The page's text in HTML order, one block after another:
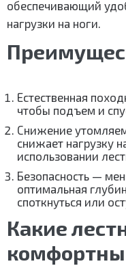
обеспечивающий
нагрузки на ноги.
Естественная
чтобы подъем и
Снижение
снижает нагрузку
использовании
Безопасность —
оптимальная
споткнуться или
Какие